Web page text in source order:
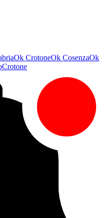
CrotoneOk CosenzaOk